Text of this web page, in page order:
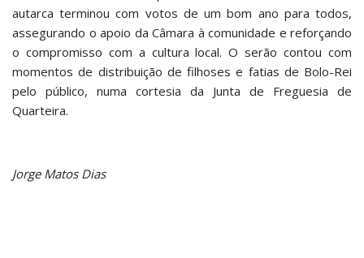
autarca terminou com votos de um bom ano para todos,
assegurando o apoio da Câmara à comunidade e reforçando
o compromisso com a cultura local. O serão contou com
momentos de distribuição de filhoses e fatias de Bolo-Rei
pelo público, numa cortesia da Junta de Freguesia de
Quarteira.
Jorge Matos Dias